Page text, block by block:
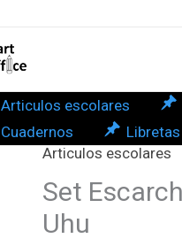
Articulos escolares
Cuadernos
Libretas
Articulos escolares
Set
Uhu
Set
Escarcha
Glitter
Glue